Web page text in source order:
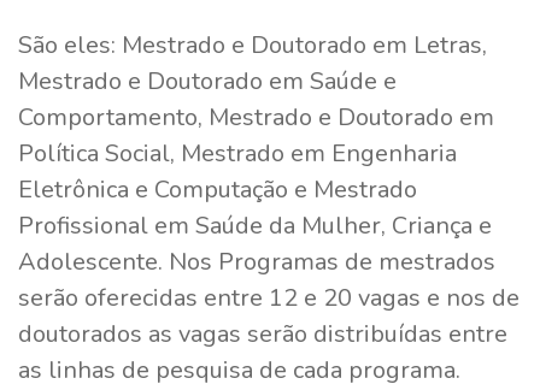
São eles: Mestrado e Doutorado em Letras,
Mestrado e Doutorado em Saúde e
Comportamento, Mestrado e Doutorado em
Política Social, Mestrado em Engenharia
Eletrônica e Computação e Mestrado
Profissional em Saúde da Mulher, Criança e
Adolescente. Nos Programas de mestrados
serão oferecidas entre 12 e 20 vagas e nos de
doutorados as vagas serão distribuídas entre
as linhas de pesquisa de cada programa.